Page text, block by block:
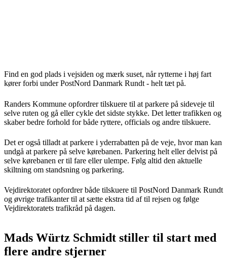
Find en god plads i vejsiden og mærk suset, når rytterne i høj fart
kører forbi under PostNord Danmark Rundt - helt tæt på.
Randers Kommune opfordrer tilskuere til at parkere på sideveje til
selve ruten og gå eller cykle det sidste stykke. Det letter trafikken og
skaber bedre forhold for både ryttere, officials og andre tilskuere.
Det er også tilladt at parkere i yderrabatten på de veje, hvor man kan
undgå at parkere på selve kørebanen. Parkering helt eller delvist på
selve kørebanen er til fare eller ulempe. Følg altid den aktuelle
skiltning om standsning og parkering.
Vejdirektoratet opfordrer både tilskuere til PostNord Danmark Rundt
og øvrige trafikanter til at sætte ekstra tid af til rejsen og følge
Vejdirektoratets trafikråd på dagen.
Mads Würtz Schmidt stiller til start med
flere andre stjerner